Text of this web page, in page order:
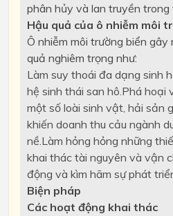
phân hủy và lan truyền trong
Hậu quả của ô nhiễm môi
Ô nhiễm môi trường biển gây
quả nghiêm trọng như:
Làm suy thoái đa dạng sinh
hệ sinh thái san hô.Phá hoại
một số loài sinh vật, hải sản
khiến doanh thu cảu ngành
nề.Làm hỏng hỏng những
khai thác tài nguyên và vận
động và kìm hãm sự phát
Biện pháp
Các hoạt động khai thác